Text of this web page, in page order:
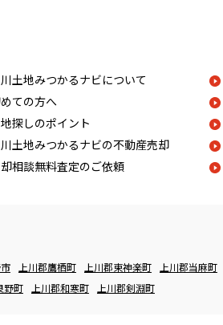
土地みつかるナビについて
ての方へ
探しのポイント
土地みつかるナビの不動産売却
相談無料査定のご依頼
上川郡鷹栖町 上川郡東神楽町 上川郡当麻町
野町
上川郡和寒町 上川郡剣淵町